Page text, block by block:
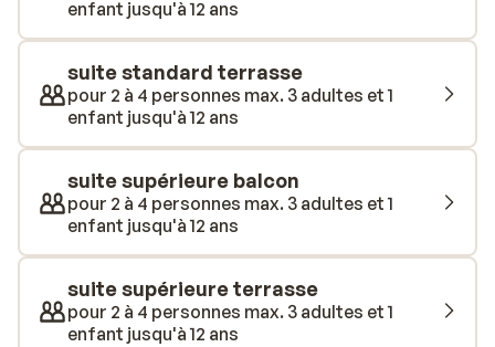
restaurants de l’hôtel, qui propose des spécialités
portugaises dans une ambiance détendue. Un véritable
voyage culinaire vous attend. Au cours de la journée,
vous pourrez vous prélasser au bord de la piscine
extérieure ou vous relaxer au sein du spa muni d’une
piscine, d’un sauna et d’un hammam. Un large choix de
massages vous y sera proposé. L’hôtel propose
également des cours de yoga et de pilates: idéal pour
s’évader le temps d’un instant… Le Monchique Resort
& Spa a été récompensé lors des Travel Awards 2024
dans la catégorie "Meilleur hôtel au Portugal'.
enfant jusqu'à 12 ans
suite standard terrasse
pour 2 à 4 personnes max. 3 adultes et 1
enfant jusqu'à 12 ans
suite supérieure balcon
pour 2 à 4 personnes max. 3 adultes et 1
enfant jusqu'à 12 ans
suite supérieure terrasse
pour 2 à 4 personnes max. 3 adultes et 1
enfant jusqu'à 12 ans